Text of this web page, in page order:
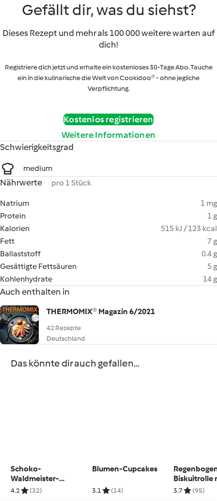
Gefällt dir, was du siehst?
Dieses Rezept und mehr als 100 000 weitere warten auf
dich!
Registriere dich jetzt und erhalte ein kostenloses 30-Tage Abo. Tauche
ein in die kulinarische die Welt von Cookidoo® - ohne jegliche
Verpflichtung.
Kostenlos registrieren
Weitere Informationen
Schwierigkeitsgrad
medium
Nährwerte pro 1 Stück
Natrium
1 mg
Protein
1 g
Kalorien
515 kJ / 123 kcal
Fett
7 g
Ballaststoff
0.4 g
Gesättigte Fettsäuren
5 g
Kohlenhydrate
14 g
Auch enthalten in
THERMOMIX® Magazin 6/2021
42 Rezepte
Deutschland
Das könnte dir auch gefallen...
Schoko-
Waldmeister-
Himbeer-Torte
4.2 (32)
Blumen-Cupcakes
3.1 (14)
Biskuitrolle
Pfirsich-
3.7 (95)